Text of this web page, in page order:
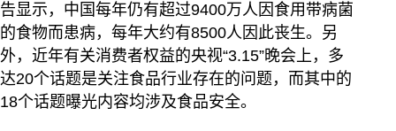
告显示，中国每年仍有超过9400万人因食用带病菌
的食物而患病，每年大约有8500人因此丧生。另
外，近年有关消费者权益的央视“3.15”晚会上，多
达20个话题是关注食品行业存在的问题，而其中的
18个话题曝光内容均涉及食品安全。